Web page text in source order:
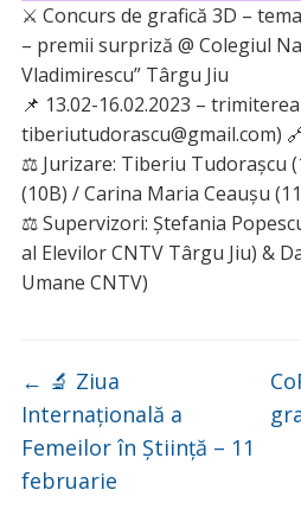
⚔️ Concurs de grafică 3D –
– premii surpriză @ Colegiul
Vladimirescu” Târgu Jiu
📌 13.02-16.02.2023 –
tiberiutudorascu@gmail.com)
⚖️ Jurizare: Tiberiu Tudorașcu
(10B) / Carina Maria Ceaușu
⚖️ Supervizori: Ștefania
al Elevilor CNTV Târgu Jiu) &
Umane CNTV)
← 🔬 Ziua
Internațională a
Femeilor în Știință – 11
februarie